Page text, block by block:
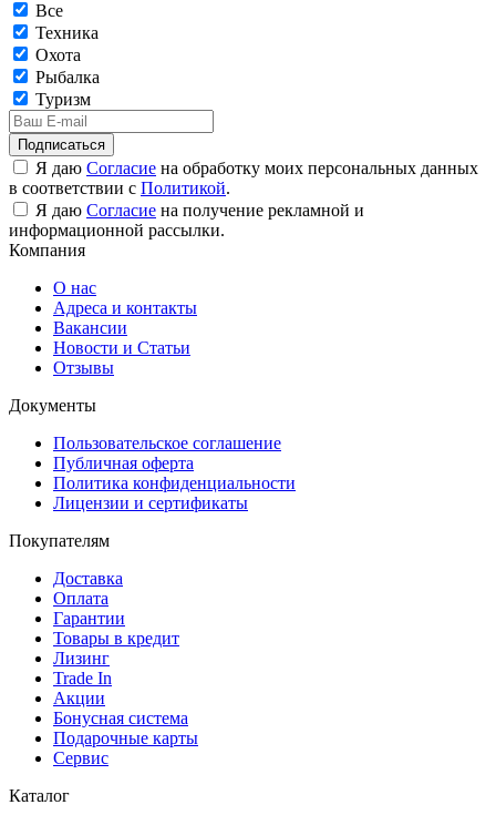
Все
Техника
Охота
Рыбалка
Туризм
Подписаться
Я даю Согласие на обработку моих персональных данных
в соответствии с Политикой.
Я даю Согласие на получение рекламной и
информационной рассылки.
Компания
О нас
Адреса и контакты
Вакансии
Новости и Статьи
Отзывы
Документы
Пользовательское соглашение
Публичная оферта
Политика конфиденциальности
Лицензии и сертификаты
Покупателям
Доставка
Оплата
Гарантии
Товары в кредит
Лизинг
Trade In
Акции
Бонусная система
Подарочные карты
Сервис
Каталог